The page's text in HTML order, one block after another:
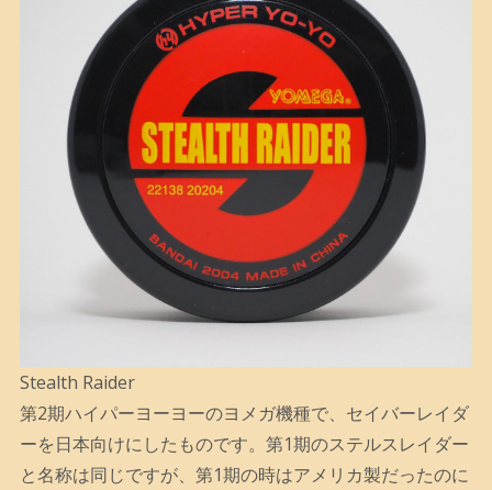
Stealth Raider
第2期ハイパーヨーヨーのヨメガ機種で、セイバーレイダ
ーを日本向けにしたものです。第1期のステルスレイダー
と名称は同じですが、第1期の時はアメリカ製だったのに